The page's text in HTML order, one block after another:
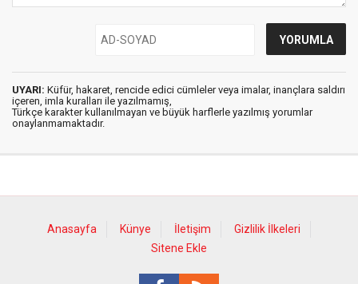
UYARI: Küfür, hakaret, rencide edici cümleler veya imalar, inançlara saldırı
içeren, imla kuralları ile yazılmamış,
Türkçe karakter kullanılmayan ve büyük harflerle yazılmış yorumlar
onaylanmamaktadır.
Anasayfa Künye İletişim
Gizlilik İlkeleri
Sitene Ekle